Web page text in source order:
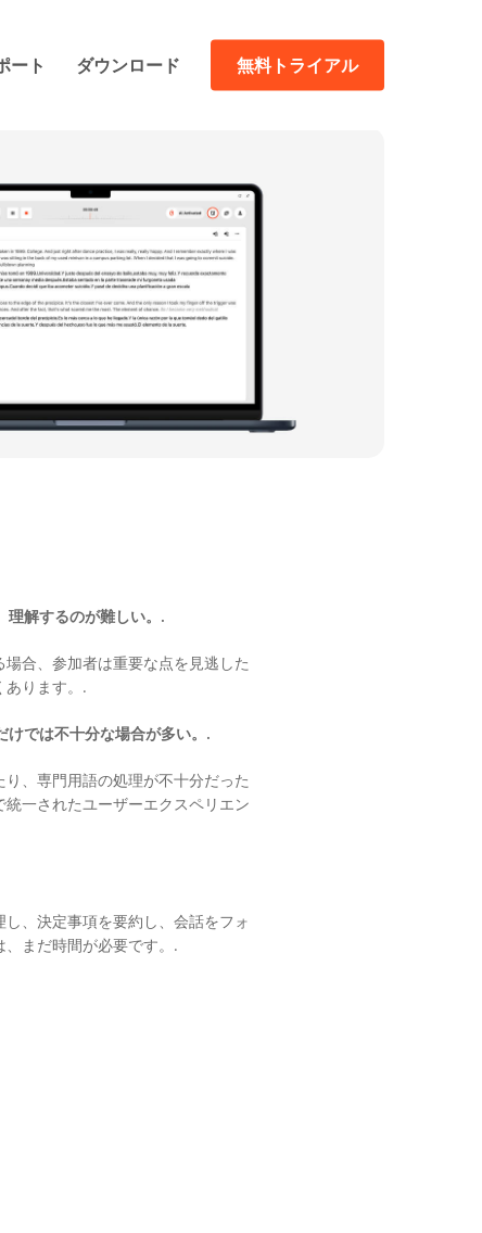
ート ダウンロード 無料トライアル
理解するのが難しい。.
合、参加者は重要な点を見逃した
あります。.
では不十分な場合が多い。.
、専門用語の処理が不十分だった
一されたユーザーエクスペリエン
、決定事項を要約し、会話をフォ
まだ時間が必要です。.